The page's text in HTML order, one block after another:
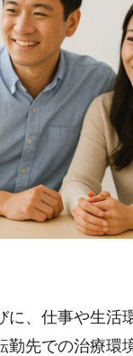
、仕事や生活
先での治療環